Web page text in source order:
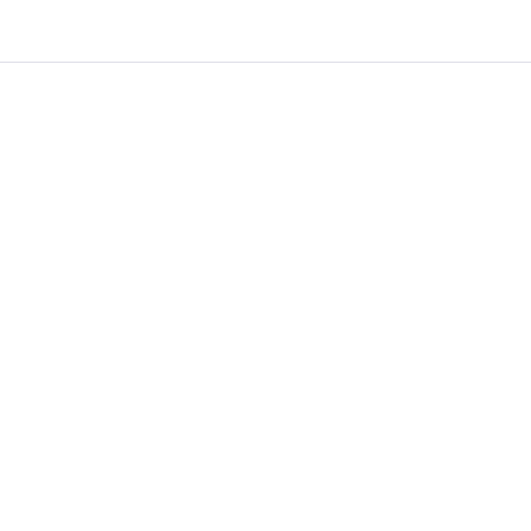
widerstandsfähig gegenüber leichten
dass der Horst auch nach der Blüte noch als
Ob als strukturgebendes
/ Taglilie 'Big Time Happy':